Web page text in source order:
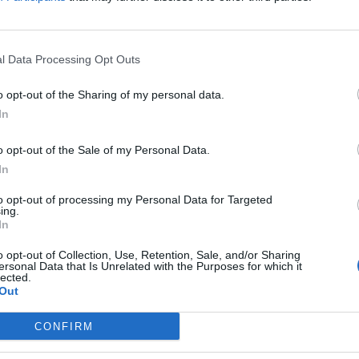
Data Processing Opt Outs
opt-out of the Sharing of my personal data.
opt-out of the Sale of my Personal Data.
opt-out of processing my Personal Data for Targeted
opt-out of Collection, Use, Retention, Sale, and/or Sharing
Data that Is Unrelated with the Purposes for which it
CONFIRM
хрват, Мартин Батурина кој погоди во
терен да одигра реми 1:1, во дуелот со
минута од продолжението кое го обезбеди
исклучен десетина минути подоцна.
самата завршница и обезбеди барем бод од
во дуелот со Пиза преку Трамони кој
преку Кабаселе односно Дејвис, но
што беше и конечен резултат на овој дуел.